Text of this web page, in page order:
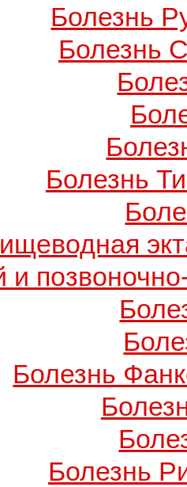
Болезнь
Болезнь
Болезнь
и
Болезнь
Болезнь